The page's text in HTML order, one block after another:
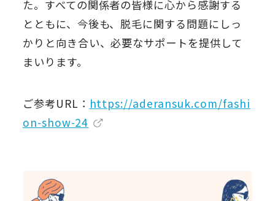
た。すべての関係者の皆様に心から感謝する
とともに、今後も、脱毛に関する問題にしっ
かりと向き合い、必要なサポートを提供して
まいります。
ご参考URL： https://aderansuk.com/fashi
on-show-24